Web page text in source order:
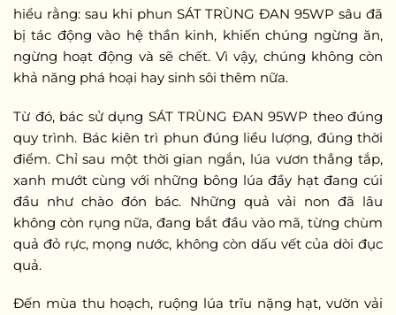
hiểu rằng: sau khi phun SÁT TRÙNG ĐAN 95WP sâu đã
bị tác động vào hệ thần kinh, khiến chúng ngừng ăn,
ngừng hoạt động và sẽ chết. Vì vậy, chúng không còn
khả năng phá hoại hay sinh sôi thêm nữa.
Từ đó, bác sử dụng SÁT TRÙNG ĐAN 95WP theo đúng
quy trình. Bác kiên trì phun đúng liều lượng, đúng thời
điểm. Chỉ sau một thời gian ngắn, lúa vươn thẳng tắp,
xanh mướt cùng với những bông lúa đầy hạt đang cúi
đầu như chào đón bác. Những quả vải non đã lâu
không còn rụng nữa, đang bắt đầu vào mã, từng chùm
quả đỏ rực, mọng nước, không còn dấu vết của dòi đục
quả.
Đến mùa thu hoạch, ruộng lúa trĩu nặng hạt, vườn vải